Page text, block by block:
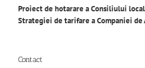
Proiect de hotarare a Consiliului
Strategiei de tarifare a Companiei de
Contact